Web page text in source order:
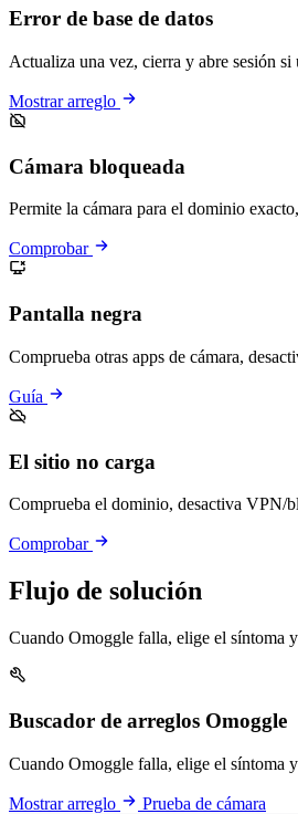
Error de base de datos
Actualiza una vez, cierra y abre sesión
Mostrar arreglo
Cámara bloqueada
Permite la cámara para el dominio
Comprobar
Pantalla negra
Comprueba otras apps de cámara,
Guía
El sitio no carga
Comprueba el dominio, desactiva VPN/
Comprobar
Flujo de solución
Cuando Omoggle falla, elige el síntoma
Buscador de arreglos Omoggle
Cuando Omoggle falla, elige el síntoma
Mostrar arreglo Prueba de cámara